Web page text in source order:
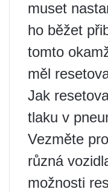
muset
ho běžet
tomto
měl
Jak
tlaku v
Vezměte
různá
možnosti